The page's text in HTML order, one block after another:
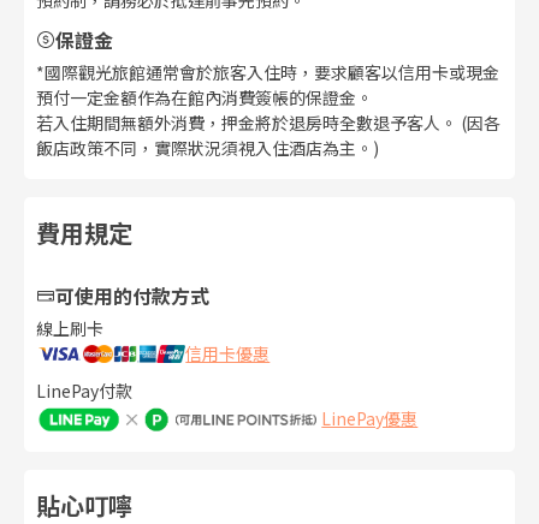
保證金
*國際觀光旅館通常會於旅客入住時，要求顧客以信用卡或現金
預付一定金額作為在館內消費簽帳的保證金。
若入住期間無額外消費，押金將於退房時全數退予客人。 (因各
飯店政策不同，實際狀況須視入住酒店為主。)
費用規定
可使用的付款方式
線上刷卡
信用卡優惠
LinePay付款
LinePay優惠
貼心叮嚀